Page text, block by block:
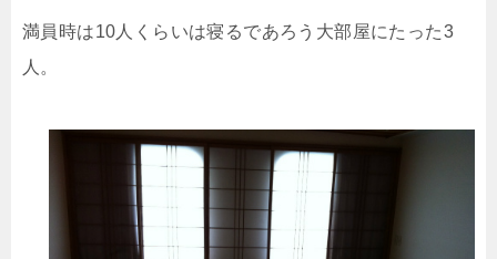
満員時は10人くらいは寝るであろう大部屋にたった3
人。